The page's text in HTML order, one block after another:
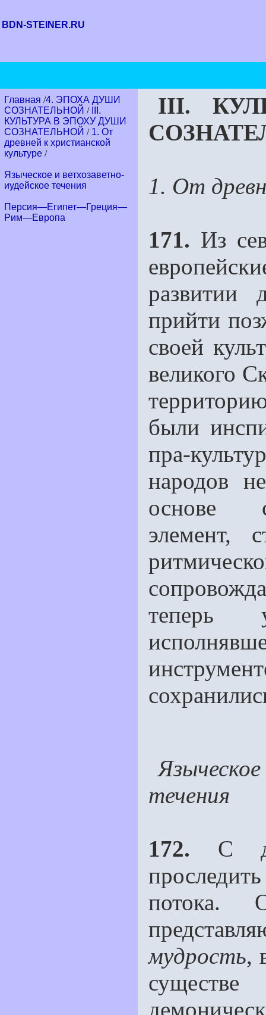
BDN-STEINER.RU
Главная /4. ЭПОХА ДУШИ
СОЗНАТЕЛЬНОЙ /
III.
КУЛЬТУРА В ЭПОХУ ДУШИ
СОЗНАТЕЛЬНОЙ / 1. От
древней к христианской
культуре /
Языческое и ветхозаветно-
иудейское течения
Персия—Египет—Греция—
Рим—Европа
III.
1. От
171. Из
развитии
прийти
своей
великого
были
пра-
народов
основе
элемент,
теперь
течения
172. С
мудрость,